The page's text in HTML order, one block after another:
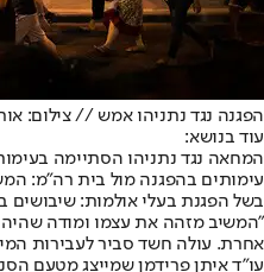
הפגנה נגד נתניהו אמש // צילום:
עוד בנושא:
המחאה נגד נתניהו הסתיימה
עימותים בהפגנה מול בית רה"מ:
בשל הפגנת בעלי אולמות: שיבושים
"המשיב מזהה את עצמו ומודה שהיה
אחרת. עולה חשד סביר לעבירות
עו"ד איתן פרידמן שמייצג מטעם